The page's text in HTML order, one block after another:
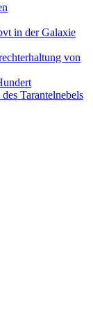
in der Galaxie
von
Tarantelnebels